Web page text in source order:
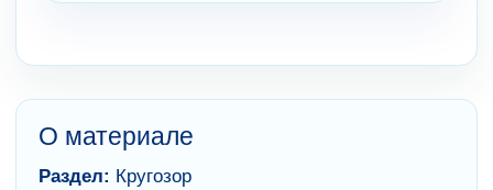
О материале
Раздел: Кругозор